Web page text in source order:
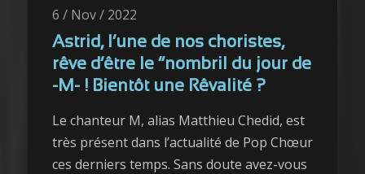
6 / Nov / 2022
Astrid, l’une de nos choristes,
rêve d’être le “nombril du jour de
-M- ! Bientôt une Rêvalité ?
Le chanteur M, alias Matthieu Chedid, est
très présent dans l’actualité de Pop Chœur
ces derniers temps. Sans doute avez-vous